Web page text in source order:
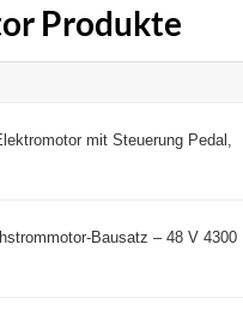
Produkte
mit Steuerung Pedal,
Bausatz – 48 V 4300